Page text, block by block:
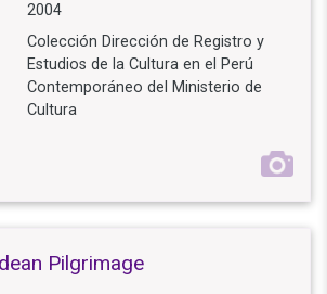
2004
Colección Dirección de Registro y
Estudios de la Cultura en el Perú
Contemporáneo del Ministerio de
Cultura
Pilgrimage